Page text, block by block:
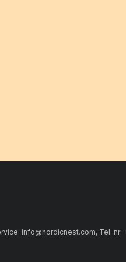
info@nordicnest.com, Tel. nr: